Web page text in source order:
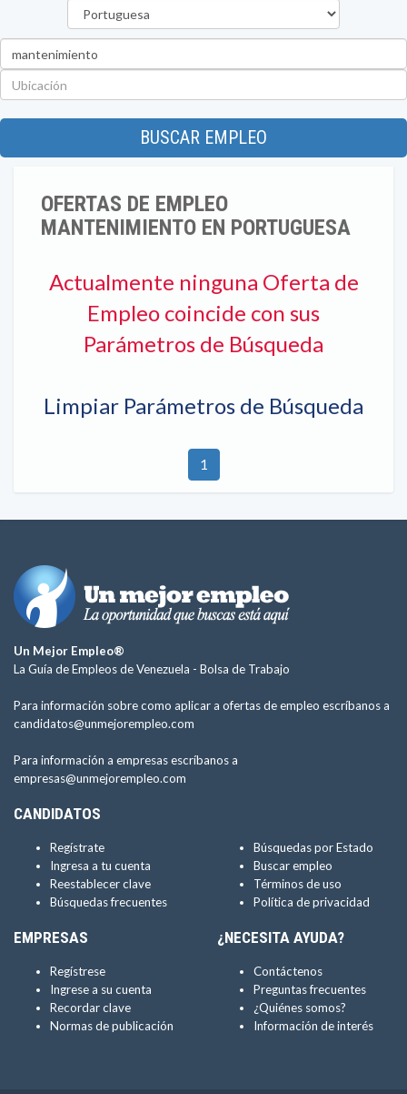
BUSCAR EMPLEO
OFERTAS DE EMPLEO
MANTENIMIENTO EN PORTUGUESA
Actualmente ninguna Oferta de
Empleo coincide con sus
Parámetros de Búsqueda
Limpiar Parámetros de Búsqueda
1
Un Mejor Empleo®
La Guía de Empleos de Venezuela - Bolsa de Trabajo
Para información sobre como aplicar a ofertas de empleo escríbanos a
candidatos@unmejorempleo.com
Para información a empresas escríbanos a
empresas@unmejorempleo.com
CANDIDATOS
Regístrate
Ingresa a tu cuenta
Reestablecer clave
Búsquedas frecuentes
Búsquedas por Estado
Buscar empleo
Términos de uso
Política de privacidad
EMPRESAS
Regístrese
Ingrese a su cuenta
Recordar clave
Normas de publicación
¿NECESITA AYUDA?
Contáctenos
Preguntas frecuentes
¿Quiénes somos?
Información de interés